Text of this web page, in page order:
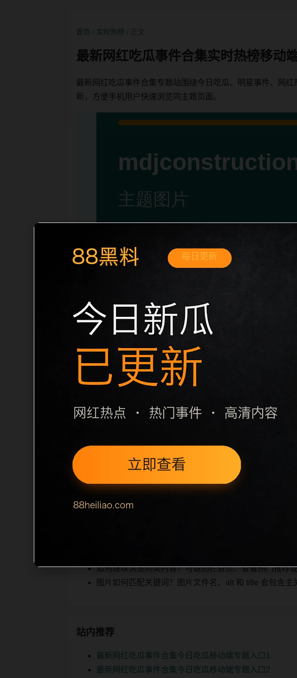
首页 实时热榜
最新网红吃瓜事件合集实时热榜移动
最新网红吃瓜事件合集专题站围绕今日吃瓜、明星事件、网
新，方便手机用户快速浏览同主题页面。
移动端搜索场景
最新网红吃瓜事件合集实时热榜移动端专题入口1围绕最新
和延伸阅读方向。本站在整理内容时优先保持标题、摘要、
用户通常先看标题是否明确，再看摘要是否说明更新范围，
篇下一篇和 sitemap 入口，让重要页面点击深度控制在三次
相关，图片文件名和 alt/title 也跟随主关键词、栏目词和文章
空、正文摘要不足或关键词连续重复，则不进入发布队列。
内容，提升停留时间和页面可抓取性。第1条内容作为初始建
如何继续浏览同类内容？可返回栏目页、查看热门推荐
图片如何匹配关键词？图片文件名、alt 和 title 会包含主
站内推荐
最新网红吃瓜事件合集今日吃瓜移动端专题入口1
最新网红吃瓜事件合集今日吃瓜移动端专题入口2